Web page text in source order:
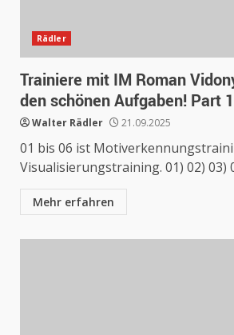
Rädler
Trainiere mit IM Roman
den schönen Aufgaben! Part
Walter Rädler 21.09.2025
01 bis 06 ist
Visualisierungstraining. 01) 02) 03)
Mehr erfahren